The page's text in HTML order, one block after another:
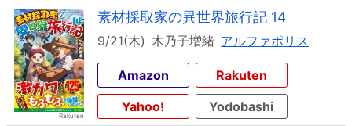
素材採取家の異世界旅行記 14
9/21(木) 木乃子増緒 アルファポリス
Amazon
Rakuten
Yahoo!
Yodobashi